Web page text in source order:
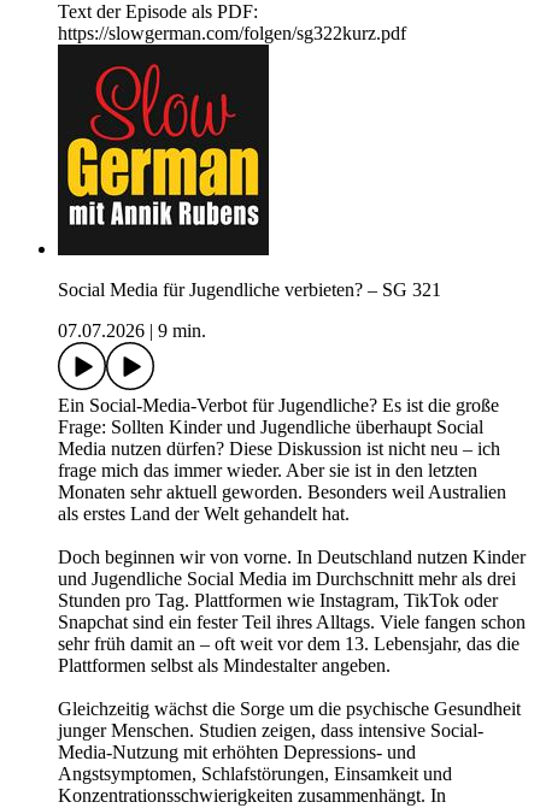
Text der Episode als PDF:
https://slowgerman.com/folgen/sg322kurz.pdf
Social Media für Jugendliche verbieten? – SG 321
07.07.2026
9 min.
Ein Social-Media-Verbot für Jugendliche? Es ist die große
Frage: Sollten Kinder und Jugendliche überhaupt Social
Media nutzen dürfen? Diese Diskussion ist nicht neu – ich
frage mich das immer wieder. Aber sie ist in den letzten
Monaten sehr aktuell geworden. Besonders weil Australien
als erstes Land der Welt gehandelt hat.
Doch beginnen wir von vorne. In Deutschland nutzen Kinder
und Jugendliche Social Media im Durchschnitt mehr als drei
Stunden pro Tag. Plattformen wie Instagram, TikTok oder
Snapchat sind ein fester Teil ihres Alltags. Viele fangen schon
sehr früh damit an – oft weit vor dem 13. Lebensjahr, das die
Plattformen selbst als Mindestalter angeben.
Gleichzeitig wächst die Sorge um die psychische Gesundheit
junger Menschen. Studien zeigen, dass intensive Social-
Media-Nutzung mit erhöhten Depressions- und
Angstsymptomen, Schlafstörungen, Einsamkeit und
Konzentrationsschwierigkeiten zusammenhängt. In